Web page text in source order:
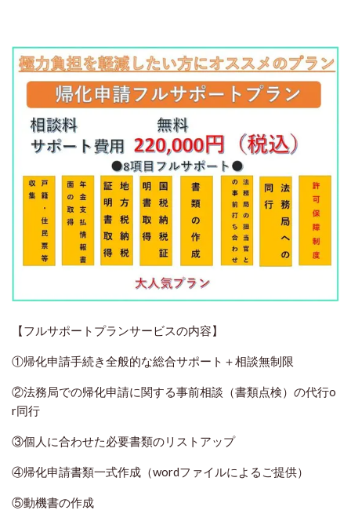
【フルサポートプランサービスの内容】
①帰化申請手続き全般的な総合サポート＋相談無制限
②法務局での帰化申請に関する事前相談（書類点検）の代行o
r同行
③個人に合わせた必要書類のリストアップ
④帰化申請書類一式作成（wordファイルによるご提供）
⑤動機書の作成